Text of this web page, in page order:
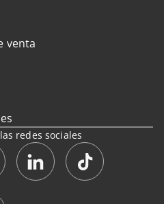
venta
redes sociales